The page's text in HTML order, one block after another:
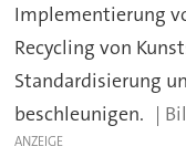
Implementierung
Recycling von
Standardisierung
beschleunigen.
ANZEIGE